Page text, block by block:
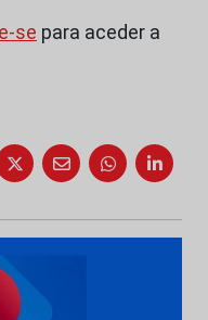
se para aceder a